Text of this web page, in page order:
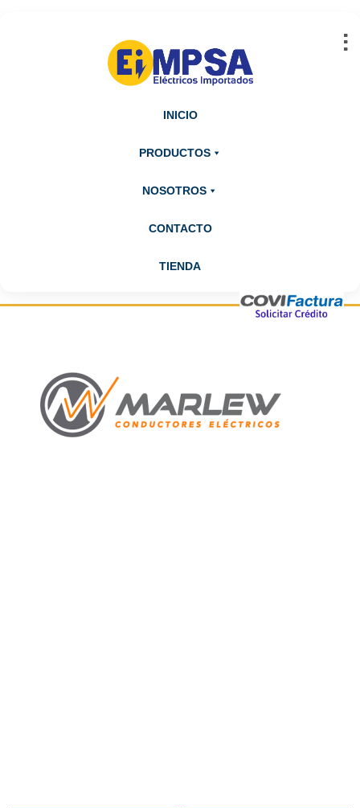
Abrir barra de herramientas
INICIO
PRODUCTOS
NOSOTROS
CONTACTO
TIENDA